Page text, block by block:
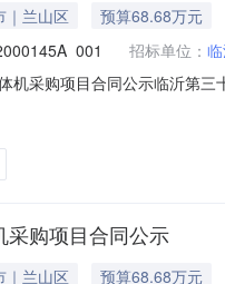
｜兰山区
预算68.68万元
招标单位：
机采购项目合同公示临沂第
学一体机采购项目五、合同
采购项目合同公示
｜兰山区
预算68.68万元